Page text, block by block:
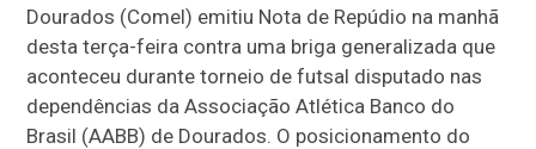
Dourados (Comel) emitiu Nota de Repúdio na manhã
desta terça-feira contra uma briga generalizada que
aconteceu durante torneio de futsal disputado nas
dependências da Associação Atlética Banco do
Brasil (AABB) de Dourados. O posicionamento do